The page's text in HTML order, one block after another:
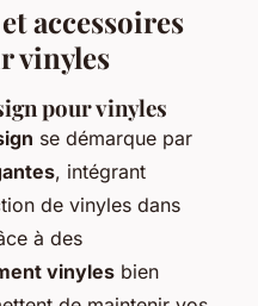
accessoires
vinyles
pour vinyles
se démarque par
, intégrant
de vinyles dans
à des
vinyles bien